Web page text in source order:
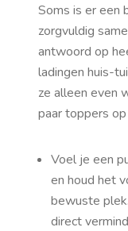
Soms is er een
zorgvuldig
antwoord op
ladingen huis-
ze alleen even
paar toppers op
Voel je een
en houd het
bewuste
direct